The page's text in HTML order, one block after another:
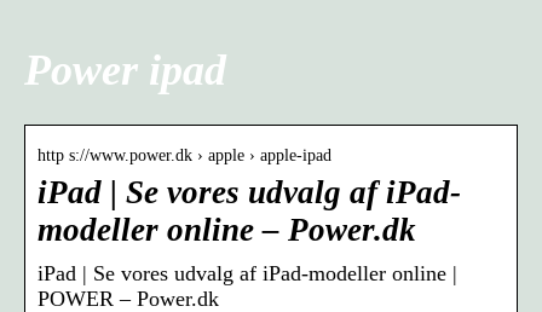
Power ipad
http s://www.power.dk › apple › apple-ipad
iPad | Se vores udvalg af iPad-
modeller online – Power.dk
iPad | Se vores udvalg af iPad-modeller online |
POWER – Power.dk